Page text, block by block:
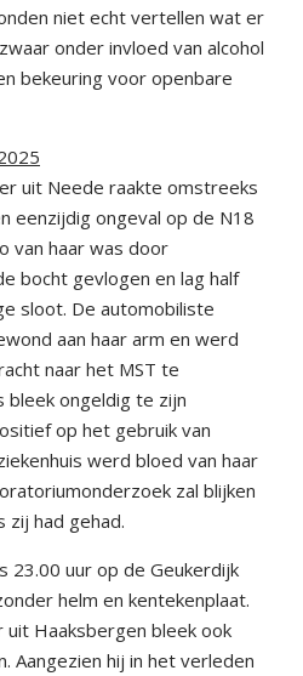
niet echt vertellen wat er
onder invloed van alcohol
bekeuring voor openbare
uit Neede raakte omstreeks
eenzijdig ongeval op de N18
van haar was door
bocht gevlogen en lag half
sloot. De automobiliste
aan haar arm en werd
naar het MST te
bleek ongeldig te zijn
op het gebruik van
werd bloed van haar
zal blijken
zij had gehad.
23.00 uur op de Geukerdijk
helm en kentekenplaat.
Haaksbergen bleek ook
Aangezien hij in het verleden